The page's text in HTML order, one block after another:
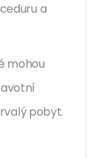
a
mohou
pobyt.